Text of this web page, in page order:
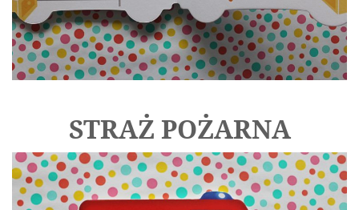
STRAŻ POŻARNA